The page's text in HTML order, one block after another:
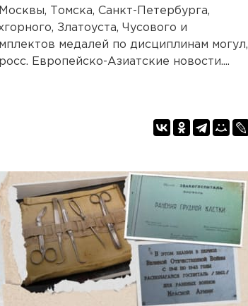
Томска, Санкт-Петербурга,
Златоуста, Чусового и
медалей по дисциплинам могул,
Европейско-Азиатские новости....